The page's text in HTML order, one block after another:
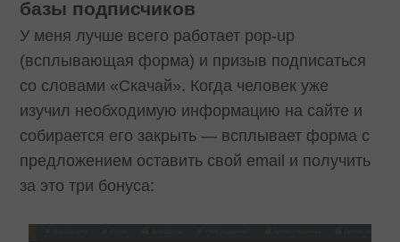
базы подписчиков
У меня лучше всего работает pop-up
(всплывающая форма) и призыв подписаться
со словами «Скачай». Когда человек уже
изучил необходимую информацию на сайте и
собирается его закрыть — всплывает форма с
предложением оставить свой email и получить
за это три бонуса: